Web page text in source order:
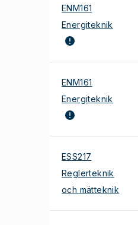
ENM161
Energiteknik
ENM161
Energiteknik
ESS217
Reglerteknik
och mätteknik